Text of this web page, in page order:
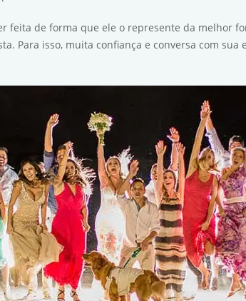
feita de forma que ele o represente da melhor
Para isso, muita confiança e conversa com sua